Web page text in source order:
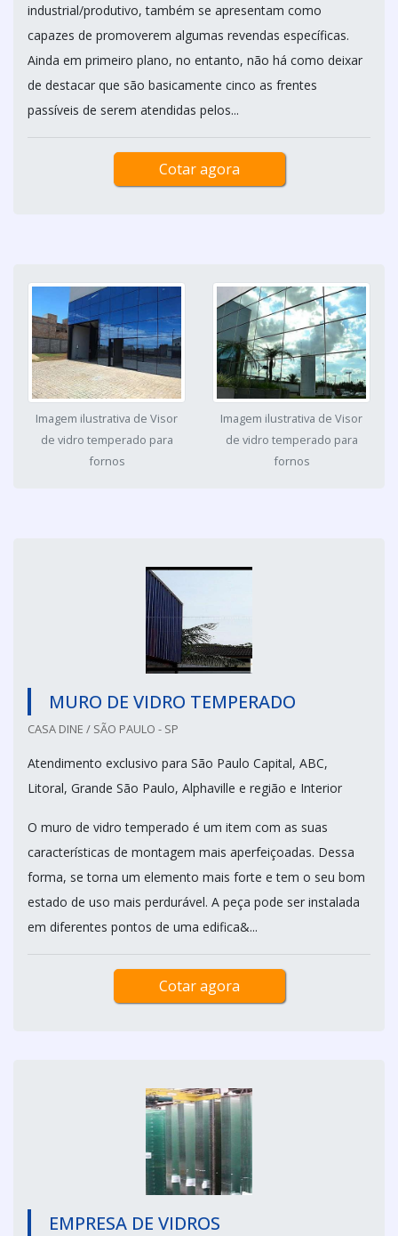
industrial/produtivo, também se apresentam como
capazes de promoverem algumas revendas específicas.
Ainda em primeiro plano, no entanto, não há como deixar
de destacar que são basicamente cinco as frentes
passíveis de serem atendidas pelos...
Cotar agora
Imagem ilustrativa de Visor
de vidro temperado para
fornos
Imagem ilustrativa de Visor
de vidro temperado para
fornos
MURO DE VIDRO TEMPERADO
CASA DINE / SÃO PAULO - SP
Atendimento exclusivo para São Paulo Capital, ABC,
Litoral, Grande São Paulo, Alphaville e região e Interior
O muro de vidro temperado é um item com as suas
características de montagem mais aperfeiçoadas. Dessa
forma, se torna um elemento mais forte e tem o seu bom
estado de uso mais perdurável. A peça pode ser instalada
em diferentes pontos de uma edifica&...
Cotar agora
EMPRESA DE VIDROS